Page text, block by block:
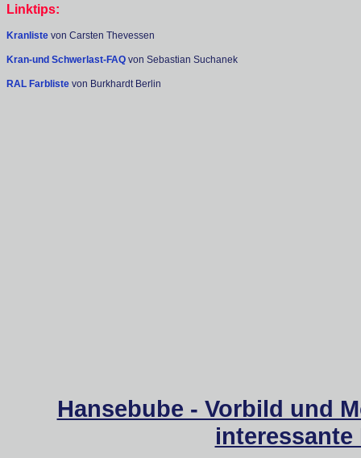
Linktips:
Kranliste von Carsten Thevessen
Kran-und Schwerlast-FAQ von Sebastian Suchanek
RAL Farbliste von Burkhardt Berlin
Hansebube - Vorbild und